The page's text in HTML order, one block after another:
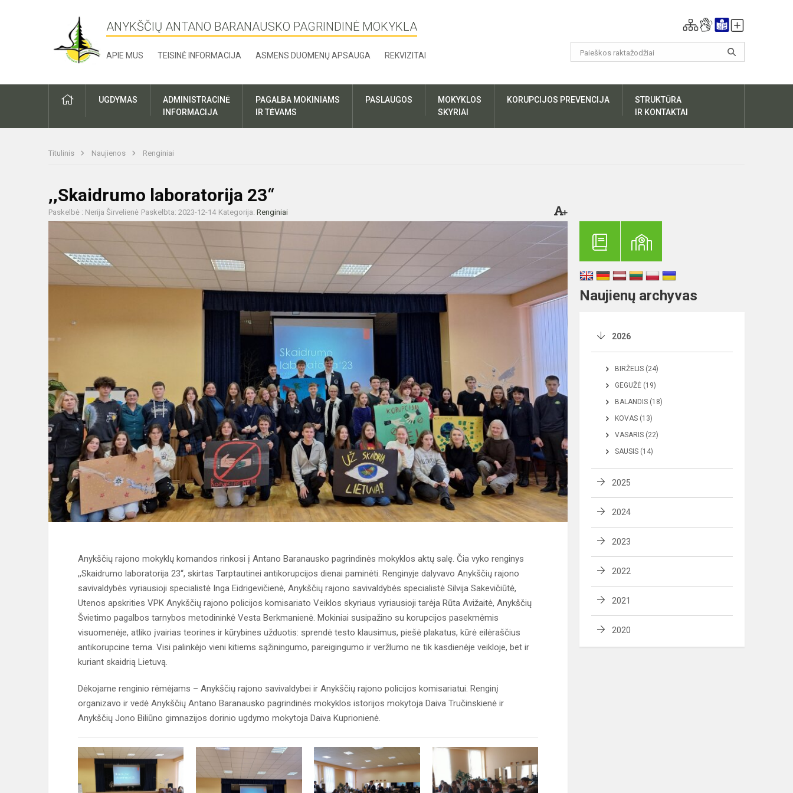
ANYKŠČIŲ ANTANO BARANAUSKO PAGRINDINĖ MOKYKLA
APIE MUS TEISINĖ INFORMACIJA ASMENS DUOMENŲ APSAUGA REKVIZITAI
UGDYMAS
ADMINISTRACINĖ
INFORMACIJA
PAGALBA MOKINIAMS
IR TĖVAMS
PASLAUGOS
MOKYKLOS
SKYRIAI
KORUPCIJOS PREVENCIJA
STRUKTŪRA
IR KONTAKTAI
Titulinis Naujienos Renginiai
,,Skaidrumo laboratorija 23“
Paskelbė : Nerija Širvelienė Paskelbta: 2023-12-14 Kategorija: Renginiai
Anykščių rajono mokyklų komandos rinkosi į Antano Baranausko pagrindinės mokyklos aktų salę. Čia vyko renginys
,,Skaidrumo laboratorija 23“, skirtas Tarptautinei antikorupcijos dienai paminėti. Renginyje dalyvavo Anykščių rajono
savivaldybės vyriausioji specialistė Inga Eidrigevičienė, Anykščių rajono savivaldybės specialistė Silvija Sakevičiūtė,
Utenos apskrities VPK Anykščių rajono policijos komisariato Veiklos skyriaus vyriausioji tarėja Rūta Avižaitė, Anykščių
Švietimo pagalbos tarnybos metodininkė Vesta Berkmanienė. Mokiniai susipažino su korupcijos pasekmėmis
visuomenėje, atliko įvairias teorines ir kūrybines užduotis: sprendė testo klausimus, piešė plakatus, kūrė eilėraščius
antikorupcine tema. Visi palinkėjo vieni kitiems sąžiningumo, pareigingumo ir veržlumo ne tik kasdienėje veikloje, bet ir
kuriant skaidrią Lietuvą.
Dėkojame renginio rėmėjams – Anykščių rajono savivaldybei ir Anykščių rajono policijos komisariatui. Renginį
organizavo ir vedė Anykščių Antano Baranausko pagrindinės mokyklos istorijos mokytoja Daiva Tručinskienė ir
Anykščių Jono Biliūno gimnazijos dorinio ugdymo mokytoja Daiva Kuprionienė.
Naujienų archyvas
2026
BIRŽELIS (24)
GEGUŽĖ (19)
BALANDIS (18)
KOVAS (13)
VASARIS (22)
SAUSIS (14)
2025
2024
2023
2022
2021
2020